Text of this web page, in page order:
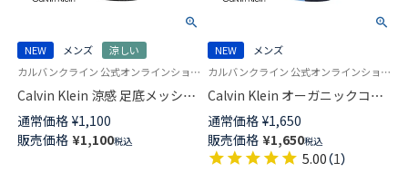
NEW メンズ
涼しい
カルバンクライン 公式オンラインショップ 紳士 靴下 男性
Calvin Klein 涼感 足底メッシュ
抗菌防臭 タッターソール クル
ー丈 ビジネス ソックス メンズ
02562368
通常価格 ¥1,100
販売価格 ¥1,100税込
NEW
メンズ
カルバンクライン 公式オンラインショップ 紳士 靴下 男性
Calvin Klein オーガニックコッ
トン混 ワッフルストライプ ク
ルー丈 カジュアル ソックス メ
ンズ 02542280
通常価格 ¥1,650
販売価格 ¥1,650税込
5.00（1）